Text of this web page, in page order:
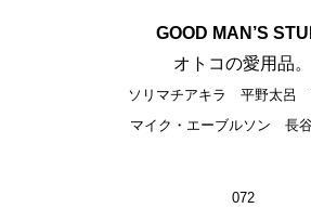
GOOD MAN’S
オトコの愛用品。
ソリマチアキラ 平野太呂
マイク・エーブルソン 長
072